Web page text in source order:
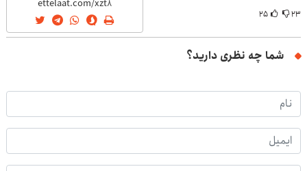
۲۳ ۲۵
شما چه نظری دارید؟